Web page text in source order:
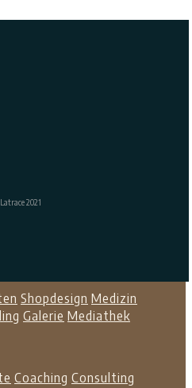
2021
Shopdesign Medizin
Galerie Mediathek
Coaching Consulting